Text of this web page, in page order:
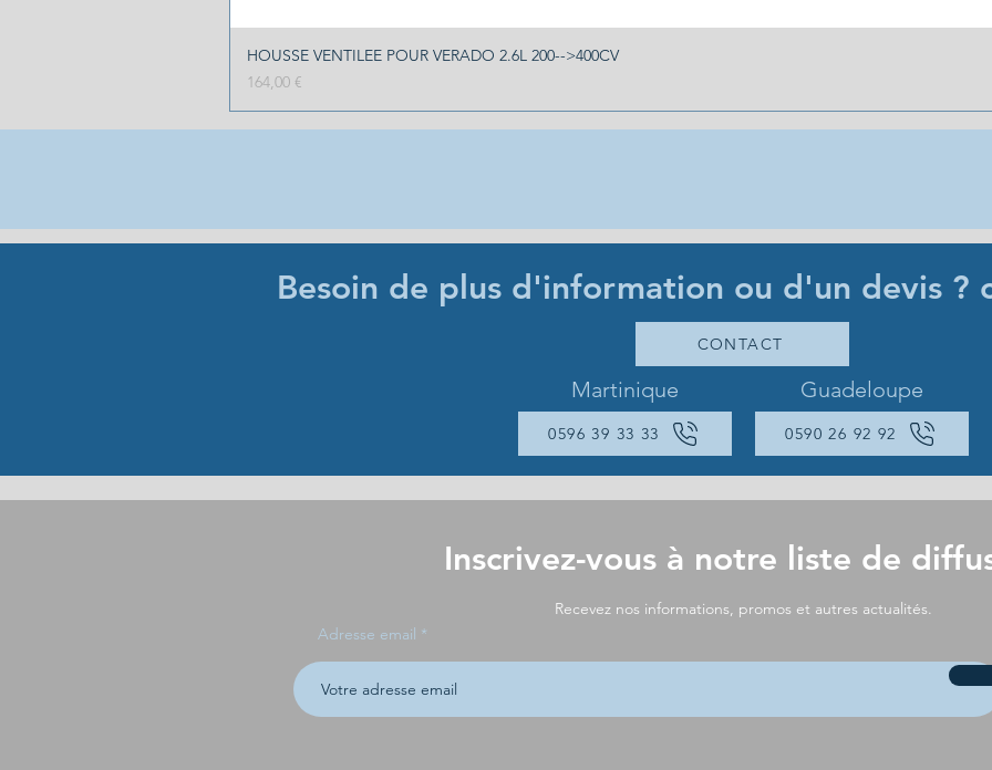
HOUSSE VENTILEE POUR VERADO 2.6L 200-->400CV
Prix
164,00 €
Besoin de plus d'information ou d'un devis ?
CONTACT
Martinique Guadeloupe
0596 39 33 33 0590 26 92 92
Inscrivez-vous à notre liste de
Recevez nos informations, promos et autres actualités.
Adresse email